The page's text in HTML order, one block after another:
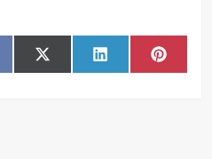
Share
on
X
(Twitter)
Share
on
LinkedIn Share
on